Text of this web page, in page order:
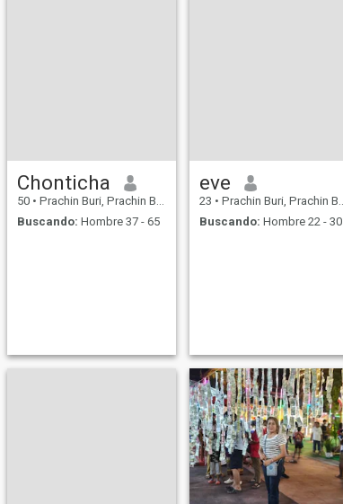
Chonticha
50 • Prachin Buri, Prachin Buri, Tailandia
Buscando: Hombre 37 - 65
eve
23 • Prachin Buri, Prachin Buri, Tailandia
Buscando: Hombre 22 - 30